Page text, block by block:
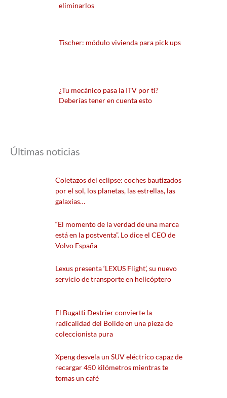
eliminarlos
Tischer: módulo vivienda para pick ups
¿Tu mecánico pasa la ITV por ti?
Deberías tener en cuenta esto
Últimas noticias
Coletazos del eclipse: coches bautizados
por el sol, los planetas, las estrellas, las
galaxias…
“El momento de la verdad de una marca
está en la postventa”. Lo dice el CEO de
Volvo España
Lexus presenta ‘LEXUS Flight’, su nuevo
servicio de transporte en helicóptero
El Bugatti Destrier convierte la
radicalidad del Bolide en una pieza de
coleccionista pura
Xpeng desvela un SUV eléctrico capaz de
recargar 450 kilómetros mientras te
tomas un café